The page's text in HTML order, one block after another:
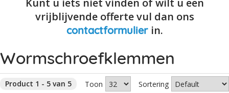
Kunt u iets niet vinden of wilt u een
vrijblijvende offerte vul dan ons
contactformulier in.
Wormschroefklemmen
Product 1 - 5 van 5 Toon Sortering